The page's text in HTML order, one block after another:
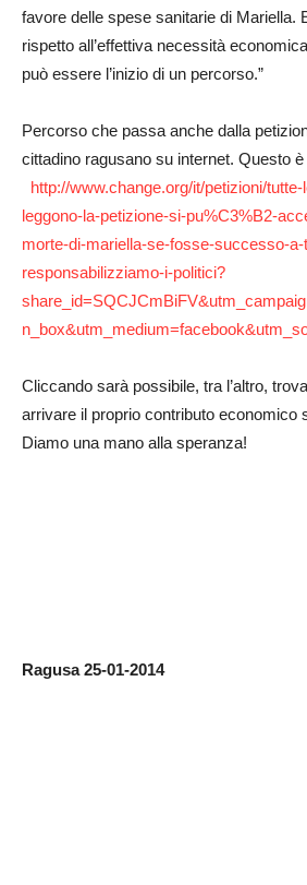
favore delle spese sanitarie di Mariella.
rispetto all’effettiva necessità
può essere l’inizio di un percorso.”
Percorso che passa anche dalla
cittadino ragusano su internet. Questo è
http://www.change.org/it/petizioni/
leggono-la-petizione-si-pu%C3%B2-
morte-di-mariella-se-fosse-successo-
responsabilizziamo-i-politici?
Cliccando sarà possibile, tra l’altro,
arrivare il proprio contributo economico
Diamo una mano alla speranza!
Ragusa 25-01-2014